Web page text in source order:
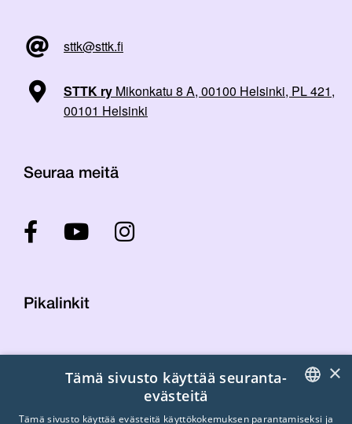
sttk@sttk.fi
STTK ry Mikonkatu 8 A, 00100 Helsinki, PL 421,
00101 Helsinki
Seuraa meitä
Pikalinkit
Laskutustiedot
FINNISH
×
Tämä sivusto käyttää seuranta-
evästeitä
Tämä sivusto käyttää evästeitä käyttökokemuksen parantamiseksi ja